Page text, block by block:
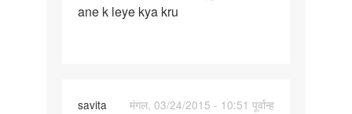
mc
h
ane k leye kya kru
savita
मंगल, 03/24/2015 - 10:51 पूर्वान्ह